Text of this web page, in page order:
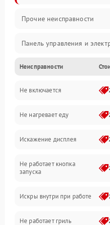
Прочие неисправности
Панель управления и
Дверца и корпус
Механика и внутренние
Механические повреждения
Питание и запуск
Нагрев и приготовление
Программное обеспечение
Неисправности
Не включается
Не нагревает еду
Искажение дисплея
Не работает кнопка
запуска
Искры внутри при работе
Не работает гриль